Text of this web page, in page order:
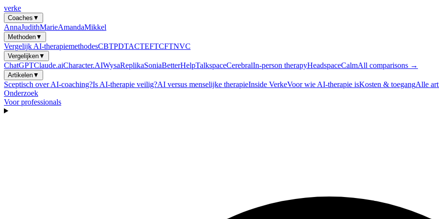
verke
Coaches ▼
AnnaJudithMarieAmandaMikkel
Methoden▼
Vergelijk AI-therapiemethodesCBTPDTACTEFTCFTNVC
Vergelijken▼
ChatGPTClaude.aiCharacter.AIWysaReplikaSoniaBetterHelpTalkspaceCerebralIn-person therapyHeadspaceCalmAll comparisons →
Artikelen▼
Sceptisch over AI-coaching?Is AI-therapie veilig?AI versus menselijke therapieInside VerkeVoor wie AI-therapie isKosten & toegangAlle
Onderzoek
Voor professionals